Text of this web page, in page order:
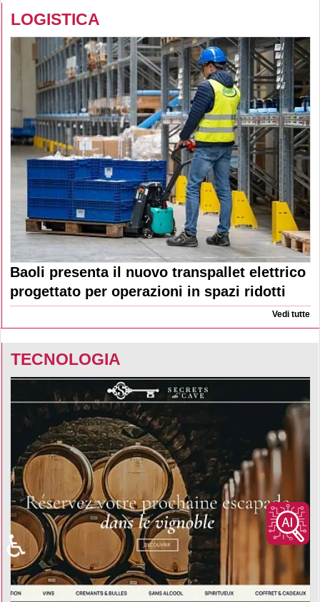
LOGISTICA
Baoli presenta il nuovo transpallet elettrico
progettato per operazioni in spazi ridotti
Vedi tutte
TECNOLOGIA